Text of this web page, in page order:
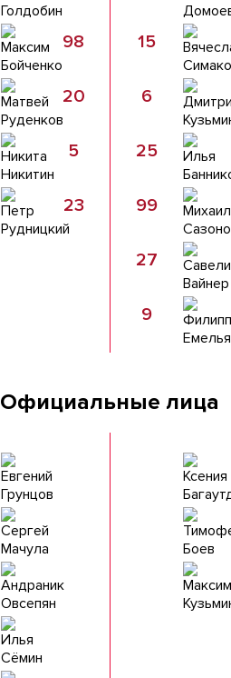
98
20
5
23
15
6
25
99
27
9
Официальные лица